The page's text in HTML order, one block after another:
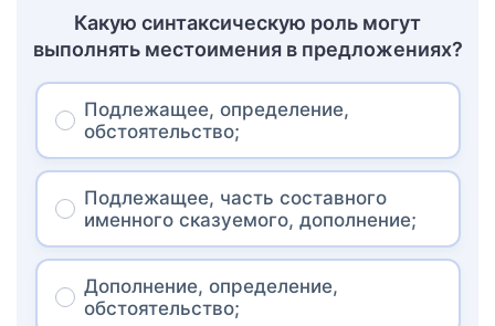
Какую синтаксическую роль могут
выполнять местоимения в предложениях?
Подлежащее, определение,
обстоятельство;
Подлежащее, часть составного
именного сказуемого, дополнение;
Дополнение, определение,
обстоятельство;